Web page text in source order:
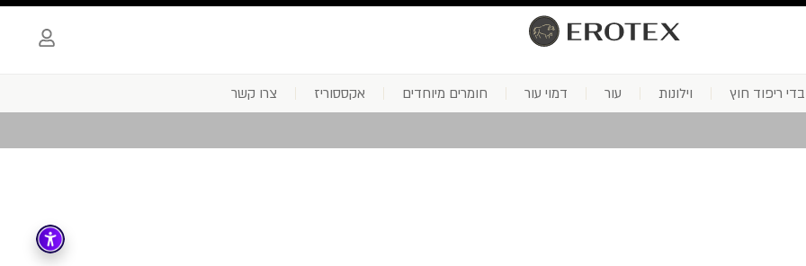
בדי ריפוד חוץ וילונות עור דמוי עור חומרים מיוחדים אקססוריז צרו קשר